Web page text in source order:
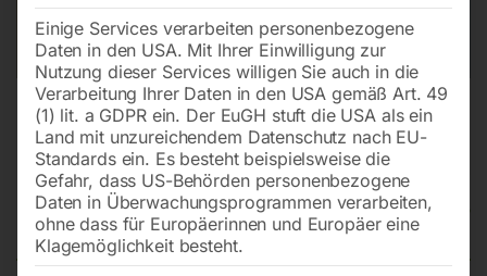
Gleichrichter
Einige Services verarbeiten personenbezogene
Daten in den USA. Mit Ihrer Einwilligung zur
Nutzung dieser Services willigen Sie auch in die
Verarbeitung Ihrer Daten in den USA gemäß Art. 49
(1) lit. a GDPR ein. Der EuGH stuft die USA als ein
Land mit unzureichendem Datenschutz nach EU-
Standards ein. Es besteht beispielsweise die
Gefahr, dass US-Behörden personenbezogene
Daten in Überwachungsprogrammen verarbeiten,
ohne dass für Europäerinnen und Europäer eine
Klagemöglichkeit besteht.